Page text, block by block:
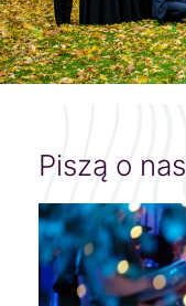
Piszą o nas